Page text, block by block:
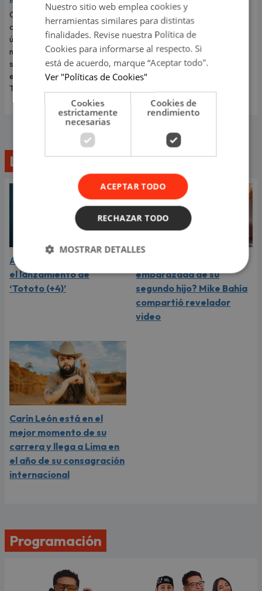
Carín León llega a Lima para
ofrecer este 6 de agosto un
único concierto en Costa 21, en
medio del mejor momento de
su carrera y con las últimas
entradas disponibles en
Teleticket.
La cantante sorprendió al
revelar que el viaje más
romántico de su vida terminó
convirtiéndose en una
dolorosa despedida.
Lo último
Aria Vega conquista con
el lanzamiento de
‘Tototo (+4)’
embarazada de su
segundo hijo? Mike Bahía
compartió revelador
video
Carín León está en el
mejor momento de su
carrera y llega a Lima en
el año de su consagración
internacional
Programación
Nuestro sitio web emplea cookies y
herramientas similares para distintas
finalidades. Revise nuestra Política de
Cookies para informarse al respecto. Si
está de acuerdo, marque “Aceptar todo".
Ver "Políticas de Cookies"
Cookies
estrictamente
necesarias
Cookies de
rendimiento
ACEPTAR TODO
RECHAZAR TODO
MOSTRAR DETALLES